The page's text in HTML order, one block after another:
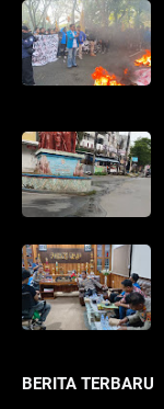
BERITA TERBARU